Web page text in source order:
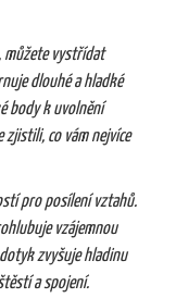
můžete vystřídat
dlouhé a hladké
body k uvolnění
co vám nejvíce
pro posílení vztahů.
vzájemnou
zvyšuje hladinu
a spojení.